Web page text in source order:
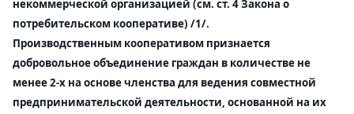
некоммерческой организацией (см. ст. 4 Закона о
потребительском кооперативе) /1/.
Производственным кооперативом признается
добровольное объединение граждан в количестве не
менее 2-х на основе членства для ведения совместной
предпринимательской деятельности, основанной на их